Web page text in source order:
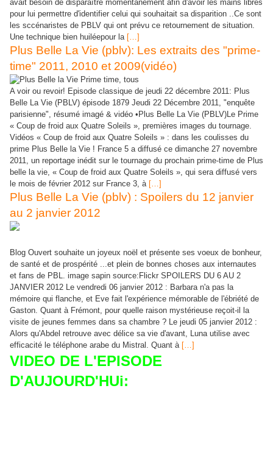
avait besoin de disparaître momentanément afin d'avoir les mains libres
pour lui permettre d'identifier celui qui souhaitait sa disparition ..Ce sont
les sccénaristes de PBLV qui ont prévu ce retournement de situation.
Une technique bien huiléepour la […]
Plus Belle La Vie (pblv): Les extraits des "prime-
time" 2011, 2010 et 2009(vidéo)
A voir ou revoir! Episode classique de jeudi 22 décembre 2011: Plus
Belle La Vie (PBLV) épisode 1879 Jeudi 22 Décembre 2011, "enquête
parisienne", résumé imagé & vidéo •Plus Belle La Vie (PBLV)Le Prime
« Coup de froid aux Quatre Soleils », premières images du tournage.
Vidéos « Coup de froid aux Quatre Soleils » : dans les coulisses du
prime Plus Belle la Vie ! France 5 a diffusé ce dimanche 27 novembre
2011, un reportage inédit sur le tournage du prochain prime-time de Plus
belle la vie, « Coup de froid aux Quatre Soleils », qui sera diffusé vers
le mois de février 2012 sur France 3, à […]
Plus Belle La Vie (pblv) : Spoilers du 12 janvier
au 2 janvier 2012
Blog Ouvert souhaite un joyeux noël et présente ses voeux de bonheur,
de santé et de prospérité ...et plein de bonnes choses aux internautes
et fans de PBL. image sapin source:Flickr SPOILERS DU 6 AU 2
JANVIER 2012 Le vendredi 06 janvier 2012 : Barbara n'a pas la
mémoire qui flanche, et Eve fait l'expérience mémorable de l'ébriété de
Gaston. Quant à Frémont, pour quelle raison mystérieuse reçoit-il la
visite de jeunes femmes dans sa chambre ? Le jeudi 05 janvier 2012 :
Alors qu'Abdel retrouve avec délice sa vie d'avant, Luna utilise avec
efficacité le téléphone arabe du Mistral. Quant à […]
VIDEO DE L'EPISODE
D'AUJOURD'HUi: